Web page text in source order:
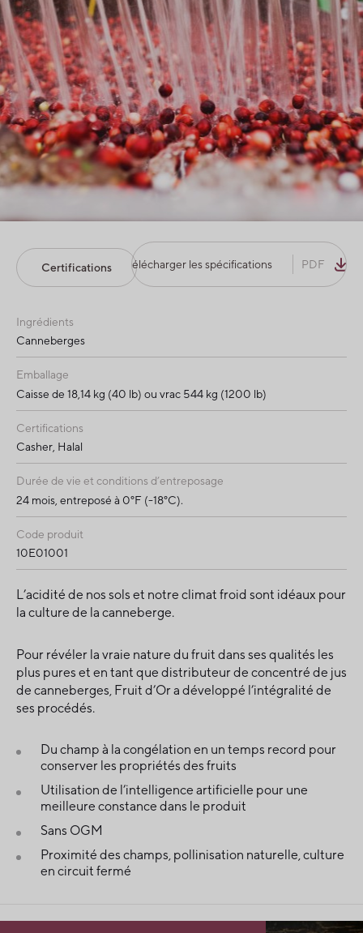
Certifications Télécharger les spécifications PDF
Ingrédients
Canneberges
Emballage
Caisse de 18,14 kg (40 lb) ou vrac 544 kg (1200 lb)
Certifications
Casher, Halal
Durée de vie et conditions d’entreposage
24 mois, entreposé à 0°F (-18°C).
Code produit
10E01001
L’acidité de nos sols et notre climat froid sont idéaux pour
la culture de la canneberge.
Pour révéler la vraie nature du fruit dans ses qualités les
plus pures et en tant que distributeur de concentré de jus
de canneberges, Fruit d’Or a développé l’intégralité de
ses procédés.
Du champ à la congélation en un temps record pour
conserver les propriétés des fruits
Utilisation de l’intelligence artificielle pour une
meilleure constance dans le produit
Sans OGM
Proximité des champs, pollinisation naturelle, culture
en circuit fermé